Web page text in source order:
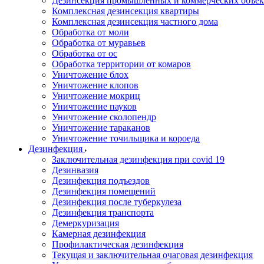
Комплексная дезинсекция квартиры
Комплексная дезинсекция частного дома
Обработка от моли
Обработка от муравьев
Обработка от ос
Обработка территории от комаров
Уничтожение блох
Уничтожение клопов
Уничтожение мокриц
Уничтожение пауков
Уничтожение сколопендр
Уничтожение тараканов
Уничтожение точильщика и короеда
Дезинфекция
Заключительная дезинфекция при covid 19
Дезинвазия
Дезинфекция подъездов
Дезинфекция помещений
Дезинфекция после туберкулеза
Дезинфекция транспорта
Демеркуризация
Камерная дезинфекция
Профилактическая дезинфекция
Текущая и заключительная очаговая дезинфекция